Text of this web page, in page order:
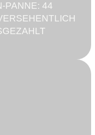
PANNE: 44